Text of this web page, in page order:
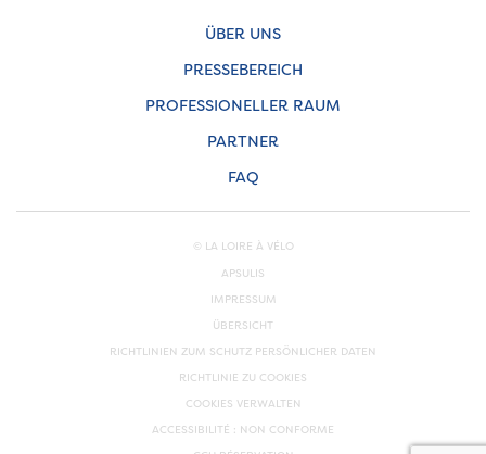
ÜBER UNS
PRESSEBEREICH
PROFESSIONELLER RAUM
PARTNER
FAQ
© LA LOIRE À VÉLO
APSULIS
IMPRESSUM
ÜBERSICHT
RICHTLINIEN ZUM SCHUTZ PERSÖNLICHER DATEN
RICHTLINIE ZU COOKIES
COOKIES VERWALTEN
ACCESSIBILITÉ : NON CONFORME